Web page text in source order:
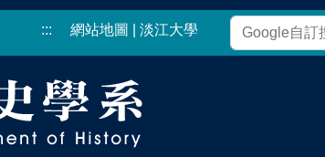
::: 網站地圖 淡江大學